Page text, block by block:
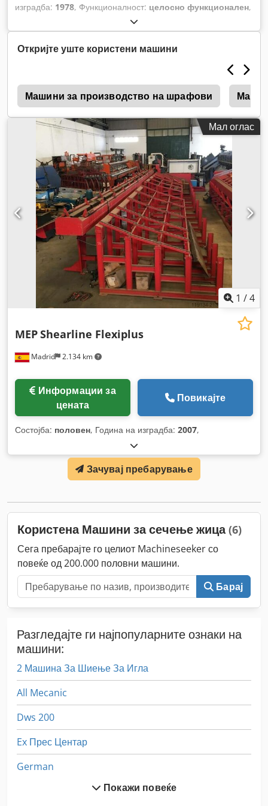
изградба: 1978, Функционалност: целосно функционален,
81882 F
Откријте уште користени машини
Машини за производство на шрафови
Мал оглас
1 /4
Madrid 2.134 km
MEPShearline Flexiplus
цената
Повикајте
Состојба: половен, Година на изградба: 2007,
Зачувај пребарување
Користена Машини за сечење жица(6)
Сега пребарајте го целиот Machineseeker со
повеќе од 200.000 половни машини.
Барај
Разгледајте ги најпопуларните ознаки на
машини:
2 Машина За Шиење За Игла
All Mecanic
Dws 200
Ex Прес Центар
German
Покажи повеќе